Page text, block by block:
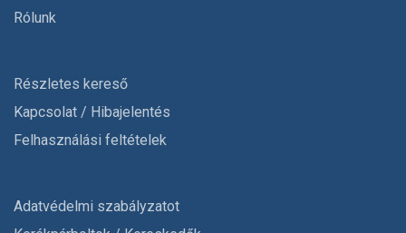
Rólunk
Részletes kereső
Kapcsolat / Hibajelentés
Felhasználási feltételek
Adatvédelmi szabályzatot